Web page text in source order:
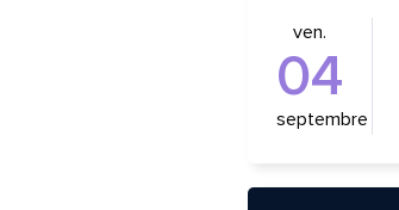
ven.
04
septembre